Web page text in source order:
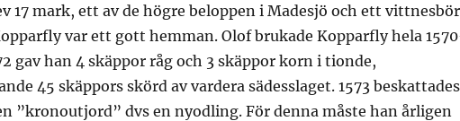
17 mark, ett av de högre beloppen i Madesjö och ett
var ett gott hemman. Olof brukade Kopparfly hela
gav han 4 skäppor råg och 3 skäppor korn i tionde,
45 skäppors skörd av vardera sädesslaget. 1573 beskattades
”kronoutjord” dvs en nyodling. För denna måste han årligen